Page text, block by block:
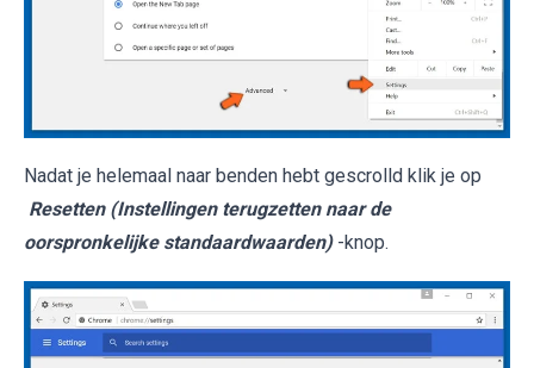
Nadat je helemaal naar benden hebt gescrolld klik je op
Resetten (Instellingen terugzetten naar de
oorspronkelijke standaardwaarden) -knop.